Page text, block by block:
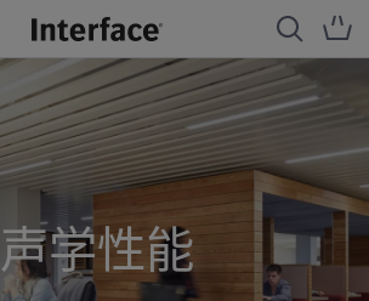
声学性能